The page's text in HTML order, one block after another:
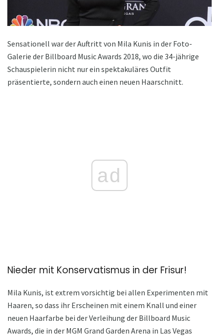
Sensationell war der Auftritt von Mila Kunis in der Foto-
Galerie der Billboard Music Awards 2018, wo die 34-jährige
Schauspielerin nicht nur ein spektakuläres Outfit
präsentierte, sondern auch einen neuen Haarschnitt.
ad
Nieder mit Konservatismus in der Frisur!
Mila Kunis, ist extrem vorsichtig bei allen Experimenten mit
Haaren, so dass ihr Erscheinen mit einem Knall und einer
neuen Haarfarbe bei der Verleihung der Billboard Music
Awards, die in der MGM Grand Garden Arena in Las Vegas